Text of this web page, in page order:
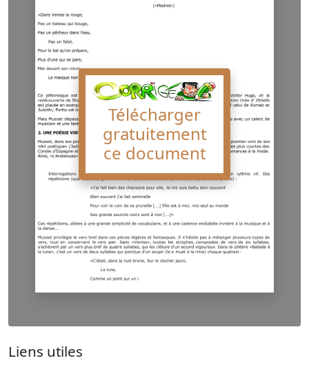
Télécharger
gratuitement
ce document
Liens utiles